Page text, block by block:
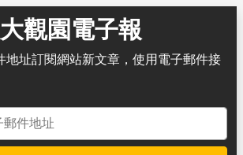
觀園電子報
地址訂閱網站新文章，使用電子郵件接